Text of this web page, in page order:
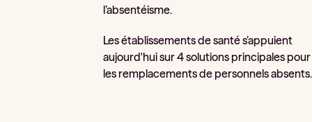
l’absentéisme.
Les établissements de santé s’appuient
aujourd'hui sur 4 solutions principales
les remplacements de personnels absents.